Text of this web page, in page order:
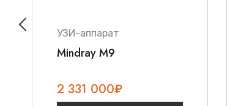
УЗИ-аппарат
Mindray M9
2 331 000₽